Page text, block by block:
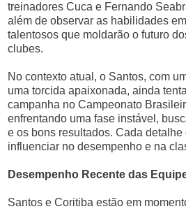
treinadores Cuca e Fernando
além de observar as habilidades
talentosos que moldarão o futuro
clubes.
No contexto atual, o Santos, com
uma torcida apaixonada, ainda
campanha no Campeonato
enfrentando uma fase instável,
e os bons resultados. Cada
influenciar no desempenho e na
Desempenho Recente das
Santos e Coritiba estão em